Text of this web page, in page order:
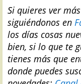
Si quieres ver
siguiéndonos en
los días cosas
bien, si lo que te
tienes más que
donde puedes